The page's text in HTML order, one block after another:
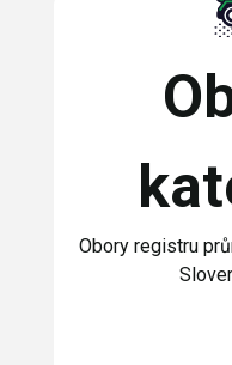
Obory registru